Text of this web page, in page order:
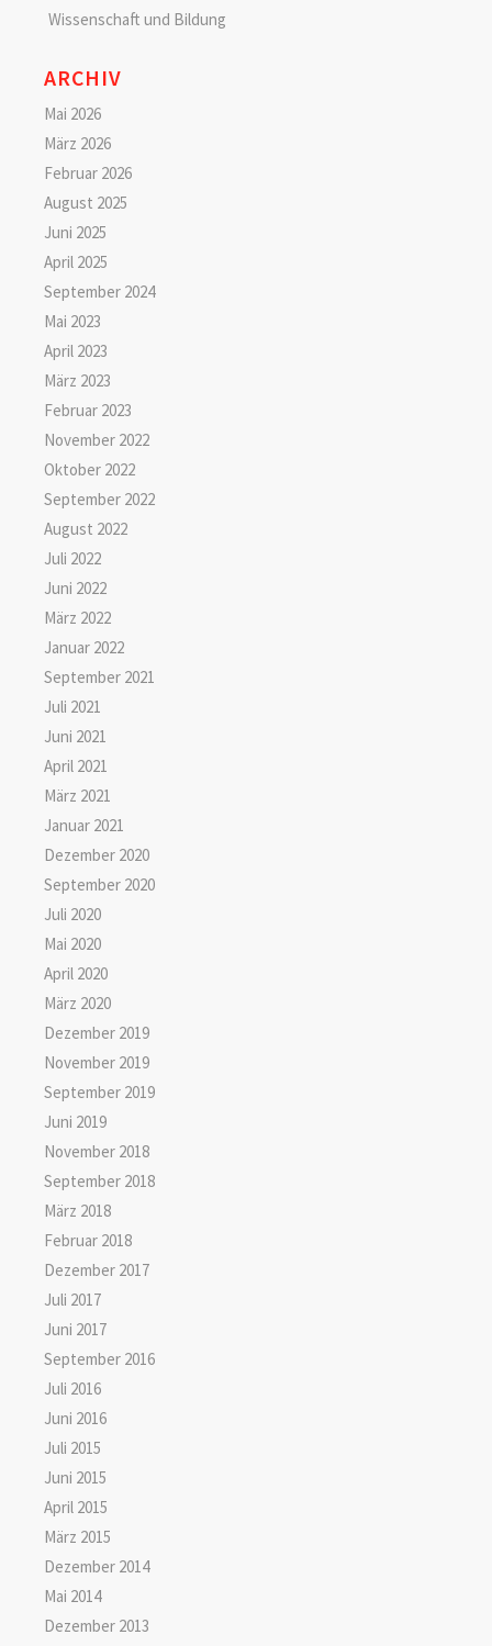
Wissenschaft und Bildung
ARCHIV
Mai 2026
März 2026
Februar 2026
August 2025
Juni 2025
April 2025
September 2024
Mai 2023
April 2023
März 2023
Februar 2023
November 2022
Oktober 2022
September 2022
August 2022
Juli 2022
Juni 2022
März 2022
Januar 2022
September 2021
Juli 2021
Juni 2021
April 2021
März 2021
Januar 2021
Dezember 2020
September 2020
Juli 2020
Mai 2020
April 2020
März 2020
Dezember 2019
November 2019
September 2019
Juni 2019
November 2018
September 2018
März 2018
Februar 2018
Dezember 2017
Juli 2017
Juni 2017
September 2016
Juli 2016
Juni 2016
Juli 2015
Juni 2015
April 2015
März 2015
Dezember 2014
Mai 2014
Dezember 2013